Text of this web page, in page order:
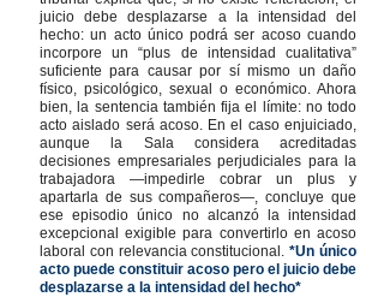
juicio debe desplazarse a la intensidad del
hecho: un acto único podrá ser acoso cuando
incorpore un “plus de intensidad cualitativa”
suficiente para causar por sí mismo un daño
físico, psicológico, sexual o económico. Ahora
bien, la sentencia también fija el límite: no todo
acto aislado será acoso. En el caso enjuiciado,
aunque la Sala considera acreditadas
decisiones empresariales perjudiciales para la
trabajadora —impedirle cobrar un plus y
apartarla de sus compañeros—, concluye que
ese episodio único no alcanzó la intensidad
excepcional exigible para convertirlo en acoso
laboral con relevancia constitucional.*Un único
acto puede constituir acoso pero el juicio debe
desplazarse a la intensidad del hecho*